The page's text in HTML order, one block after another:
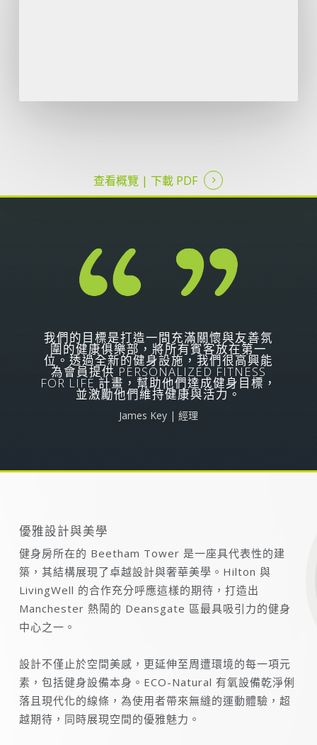
查看概覽 |下載 PDF
我們的目標是打造一間充滿關懷與友善氛
圍的健康俱樂部，將所有賓客放在第一
位。透過全新的健身設施，我們很高興能
為會員提供 PERSONALIZED FITNESS
FOR LIFE 計畫，幫助他們達成健身目標，
並激勵他們維持健康與活力。
James Key | 經理
優雅設計與美學
健身房所在的 Beetham Tower 是一座具代表性的建
築，其結構展現了卓越設計與奢華美學。Hilton 與
LivingWell 的合作充分呼應這樣的期待，打造出
Manchester 熱鬧的 Deansgate 區最具吸引力的健身
中心之一。
設計不僅止於空間美感，更延伸至周遭環境的每一項元
素，包括健身設備本身。ECO-Natural 有氧設備乾淨俐
落且現代化的線條，為使用者帶來無縫的運動體驗，超
越期待，同時展現空間的優雅魅力。